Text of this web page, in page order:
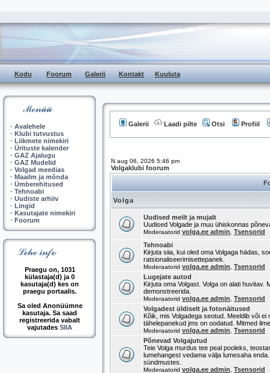
Kodu Foorum Galerii Kontakt Kuuluta
· Avalehele
· Klubi tutvustus
· Liikmete nimekiri
· Ürituste kalender
· GAZ Ajalugu
· GAZ Mudelid
· Volgad meedias
· Maailm ja mõnda
· Ümberehitused
· Tehnoabi
· Uudiste arhiiv
· Lingid
· Kasutajate nimekiri
· Foorum
Praegu on, 1031
külastaja(d) ja 0
kasutaja(d) kes on
praegu portaalis.
Sa oled Anonüümne
kasutaja. Sa saad
registreerida vabalt
vajutades SIIA
Galerii Laadi pilte Otsi Profiil
N aug 06, 2026 5:46 pm
Volgaklubi foorum
Volga
Uudised meilt ja mujalt
Uudised Volgade ja muu ühiskonnas
Moderaatorid volga.ee admin Tsensorid
Tehnoabi
Kirjuta siia, kui oled oma Volgaga hädas,
ratsionaliseerimisettepanek.
Moderaatorid volga.ee admin Tsensorid
Lugejate autod
Kirjuta oma Volgast. Volga on alati
demonstreerida.
Moderaatorid volga.ee admin Tsensorid
Volgadest üldiselt ja fotonäitused
Kõik, mis Volgadega seotud. Meeldib või
tähelepanekud jms on oodatud. Mitmed
Moderaatorid volga.ee admin Tsensorid
Põnevad Volgajutud
Teie Volga murdus tee peal pooleks,
lumehangest vedama välja lumesaha
sündmustes.
Moderaatorid volga.ee admin Tsensorid